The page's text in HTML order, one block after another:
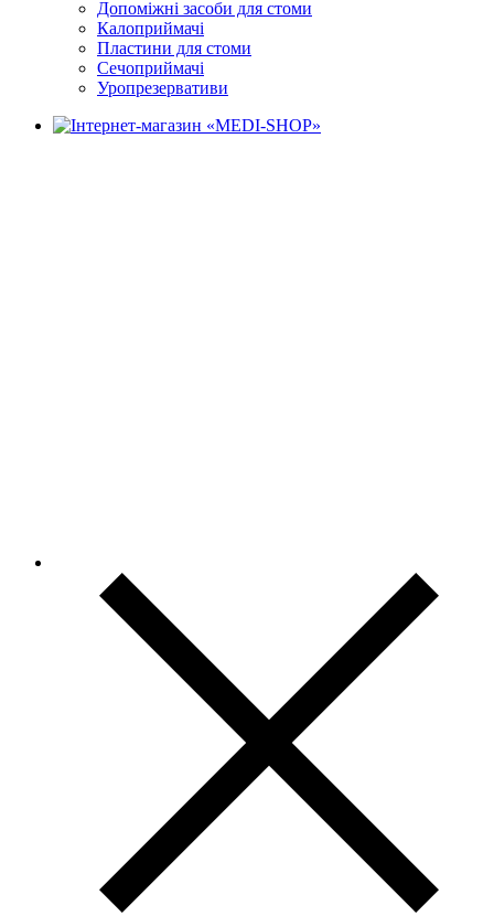
Допоміжні засоби для стоми
Калоприймачі
Пластини для стоми
Сечоприймачі
Уропрезервативи